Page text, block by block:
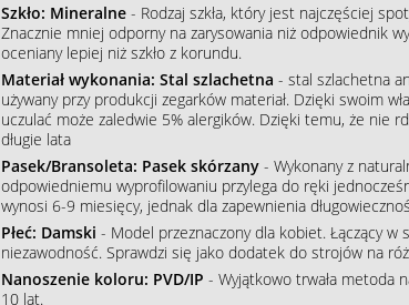
Szkło: Mineralne- Rodzaj szkła, który jest najczęściej
Znacznie mniej odporny na zarysowania niż odpowiednik
oceniany lepiej niż szkło z korundu.
Materiał wykonania: Stal szlachetna - stal szlachetna
używany przy produkcji zegarków materiał. Dzięki swoim
uczulać może zaledwie 5% alergików. Dzięki temu, że nie
długie lata
Pasek/Bransoleta: Pasek skórzany- Wykonany z
odpowiedniemu wyprofilowaniu przylega do ręki
wynosi 6-9 miesięcy, jednak dla zapewnienia
Płeć: Damski - Model przeznaczony dla kobiet. Łączący w
niezawodność. Sprawdzi się jako dodatek do strojów na
Nanoszenie koloru: PVD/IP - Wyjątkowo trwała metoda
10 lat.